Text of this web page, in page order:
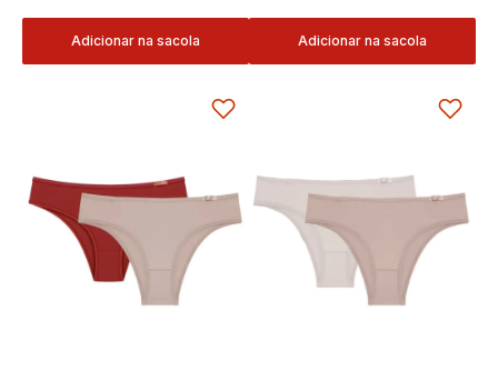
Adicionar na sacola Adicionar na sacola